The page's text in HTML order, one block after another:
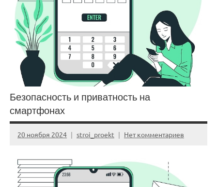
Безопасность и приватность на
смартфонах
20 ноября 2024 stroi_proekt Нет комментариев